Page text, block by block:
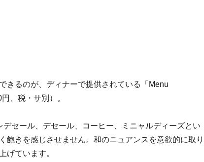
きるのが、ディナーで提供されている「Menu
、税・サ別）。
セール、デセール、コーヒー、ミニャルディーズとい
飽きを感じさせません。和のニュアンスを意欲的に取り
げています。